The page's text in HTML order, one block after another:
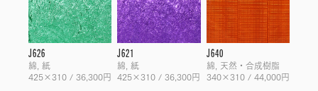
J626
綿, 紙
425×310 / 36,300円
J621
綿, 紙
425×310 / 36,300円
J640
綿, 天然・合成樹脂
340×310 / 44,000円